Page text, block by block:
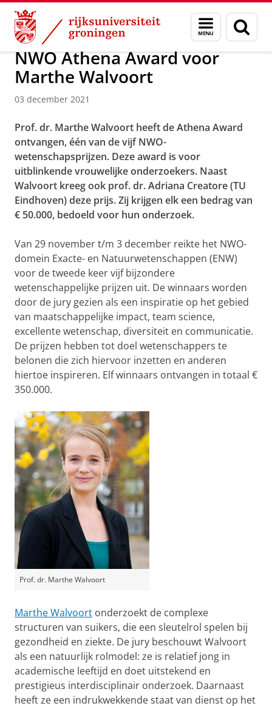
Skip
Content
Skip
Navigation
Menu
en
zoeken
Over ons Actueel Nieuws
NWO Athena Award voor
Marthe Walvoort
03 december 2021
Prof. dr. Marthe Walvoort heeft de Athena Award
ontvangen, één van de vijf NWO-
wetenschapsprijzen. Deze award is voor
uitblinkende vrouwelijke onderzoekers. Naast
Walvoort kreeg ook prof. dr. Adriana Creatore (TU
Eindhoven) deze prijs. Zij krijgen elk een bedrag van
€ 50.000, bedoeld voor hun onderzoek.
Van 29 november t/m 3 december reikte het NWO-
domein Exacte- en Natuurwetenschappen (ENW)
voor de tweede keer vijf bijzondere
wetenschappelijke prijzen uit. De winnaars worden
door de jury gezien als een inspiratie op het gebied
van maatschappelijke impact, team science,
excellente wetenschap, diversiteit en communicatie.
De prijzen hebben tot doel wetenschappers te
belonen die zich hiervoor inzetten en anderen
hiertoe inspireren. Elf winnaars ontvangen in totaal €
350.000.
Prof. dr. Marthe Walvoort
Marthe Walvoort onderzoekt de complexe
structuren van suikers, die een sleutelrol spelen bij
gezondheid en ziekte. De jury beschouwt Walvoort
als een natuurlijk rolmodel: ze is relatief jong in
academische leeftijd en doet uitstekend en
prestigieus interdisciplinair onderzoek. Daarnaast
heeft ze een indrukwekkende staat van dienst op het